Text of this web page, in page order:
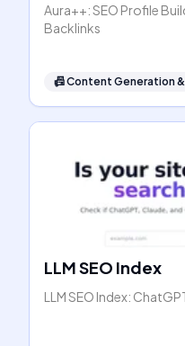
Aura++: SEO Profile
Backlinks
📠Content Generation &
LLM SEO Index
LLM SEO Index: